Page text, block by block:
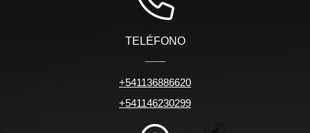
TELÉFONO
+541136886620
+541146230299